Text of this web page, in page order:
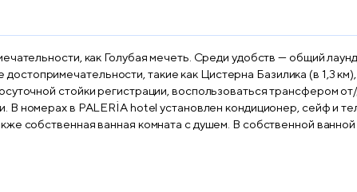
как Голубая мечеть. Среди удобств — общий
такие как Цистерна Базилика (в 1,3
стойки регистрации, воспользоваться трансфером
собственная ванная комната с душем. В собственной